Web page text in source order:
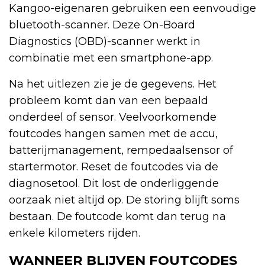
Kangoo-eigenaren gebruiken een eenvoudige
bluetooth-scanner. Deze On-Board
Diagnostics (OBD)-scanner werkt in
combinatie met een smartphone-app.
Na het uitlezen zie je de gegevens. Het
probleem komt dan van een bepaald
onderdeel of sensor. Veelvoorkomende
foutcodes hangen samen met de accu,
batterijmanagement, rempedaalsensor of
startermotor. Reset de foutcodes via de
diagnosetool. Dit lost de onderliggende
oorzaak niet altijd op. De storing blijft soms
bestaan. De foutcode komt dan terug na
enkele kilometers rijden.
WANNEER BLIJVEN FOUTCODES